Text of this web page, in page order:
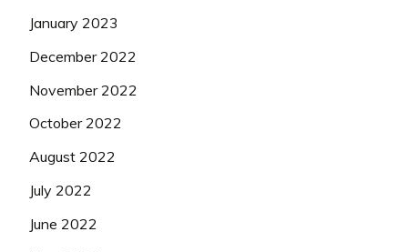
January 2023
December 2022
November 2022
October 2022
August 2022
July 2022
June 2022